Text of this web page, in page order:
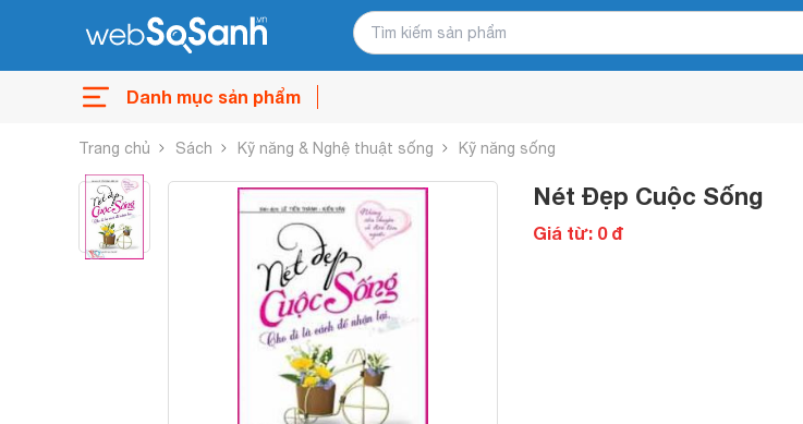
Danh mục sản phẩm
Trang chủ Sách Kỹ năng & Nghệ thuật sống Kỹ năng sống
Nét Đẹp Cuộc Sống
Giá từ: 0 đ